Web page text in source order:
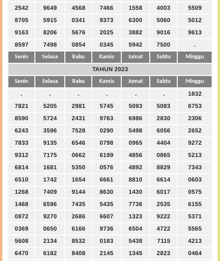
2542 9649 4568 7466 1558 4003
5509
8705
5915 0341 9373 6300 5060
5012
9163
8206 5676 2025 3882 9016
9613
8597
7498 0854 0345 5942 7500 .
Senin Selasa Rabu Kamis Jumat Sabtu Minggu
TAHUN 2023
Senin Selasa Rabu Kamis Jumat Sabtu Minggu
. . . . . .
1832
7821
5205 2981 5745 5093 5083
6753
8590
5724 2431 9763 6986 2830
2306
6243
3596 7528 0290 5498 6056
2652
7833
9135 6546 0798 0965 4404
9272
9312
7175 0662 6199 4856 0865
5213
6814
1681 5350 0576 4892 8829
7343
6510
1742 1654 6661 8810 6614
0603
1268
7409 9144 8630 1430 6017
0575
1468
6596 7435 5435 7736 2535
6155
0872
9270 2686 6607 1323 9222
5371
0369
0650 6166 9736 6504 4722
5565
5608
2134 8532 0183 5438 7115
4213
6470
6182 8408 2145 1345 2823
0464